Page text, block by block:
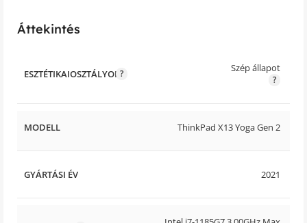
Áttekintés
ESZTÉTIKAIOSZTÁLYOK Szép állapot
MODELL ThinkPad X13 Yoga Gen 2
GYÁRTÁSI ÉV 2021